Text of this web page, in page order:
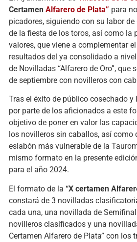
Certamen Alfarero de Plata” para
picadores, siguiendo con su labor
de la fiesta de los toros, así como la
valores, que viene a complementar
resultados del ya consolidado a
de Novilladas “Alfarero de Oro”, que
de septiembre con novilleros con
Tras el éxito de público cosechado y
por parte de los aficionados a este
objetivo de poner en valor las
los novilleros sin caballos, así como
eslabón más vulnerable de la
mismo formato en la presente
para el año 2024.
El formato de la “X certamen
constará de 3 novilladas
cada una, una novillada de
novilleros clasificados y una
Certamen Alfarero de Plata” con los